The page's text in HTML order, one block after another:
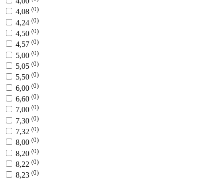
4,08 (0)
4,24 (0)
4,50 (0)
4,57 (0)
5,00 (0)
5,05 (0)
5,50 (0)
6,00 (0)
6,60 (0)
7,00 (0)
7,30 (0)
7,32 (0)
8,00 (0)
8,20 (0)
8,22 (0)
8,23 (0)